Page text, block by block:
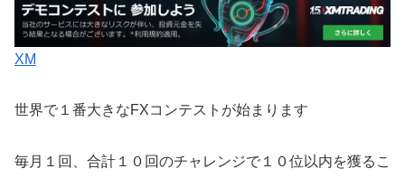
XM
世界で１番大きなFXコンテストが始まります
毎月１回、合計１０回のチャレンジで１０位以内を獲るこ